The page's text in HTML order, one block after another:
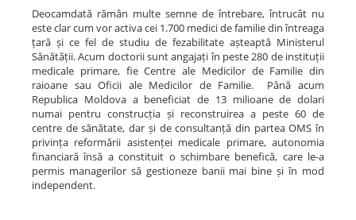
Deocamdată rămân multe semne de întrebare, întrucât nu
este clar cum vor activa cei 1.700 medici de familie din întreaga
țară și ce fel de studiu de fezabilitate așteaptă Ministerul
Sănătății. Acum doctorii sunt angajați în peste 280 de instituții
medicale primare, fie Centre ale Medicilor de Familie din
raioane sau Oficii ale Medicilor de Familie. Până acum
Republica Moldova a beneficiat de 13 milioane de dolari
numai pentru construcția și reconstruirea a peste 60 de
centre de sănătate, dar și de consultanță din partea OMS în
privința reformării asistenței medicale primare, autonomia
financiară însă a constituit o schimbare benefică, care le-a
permis managerilor să gestioneze banii mai bine și în mod
independent.